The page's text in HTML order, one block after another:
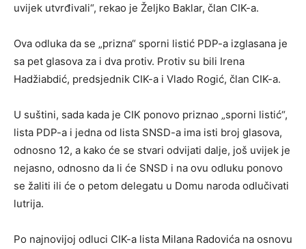
uvijek utvrđivali“, rekao je Željko Baklar, član CIK-a.
Ova odluka da se „prizna“ sporni listić PDP-a izglasana je
sa pet glasova za i dva protiv. Protiv su bili Irena
Hadžiabdić, predsjednik CIK-a i Vlado Rogić, član CIK-a.
U suštini, sada kada je CIK ponovo priznao „sporni listić“,
lista PDP-a i jedna od lista SNSD-a ima isti broj glasova,
odnosno 12, a kako će se stvari odvijati dalje, još uvijek je
nejasno, odnosno da li će SNSD i na ovu odluku ponovo
se žaliti ili će o petom delegatu u Domu naroda odlučivati
lutrija.
Po najnovijoj odluci CIK-a lista Milana Radovića na osnovu